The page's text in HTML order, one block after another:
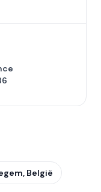
België